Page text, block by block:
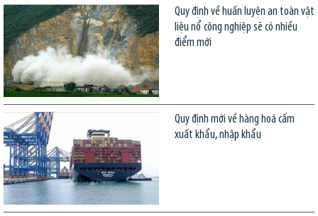
Quy định về huấn luyện an toàn vật
liệu nổ công nghiệp sẽ có nhiều
điểm mới
Quy định mới về hàng hoá cấm
xuất khẩu, nhập khẩu